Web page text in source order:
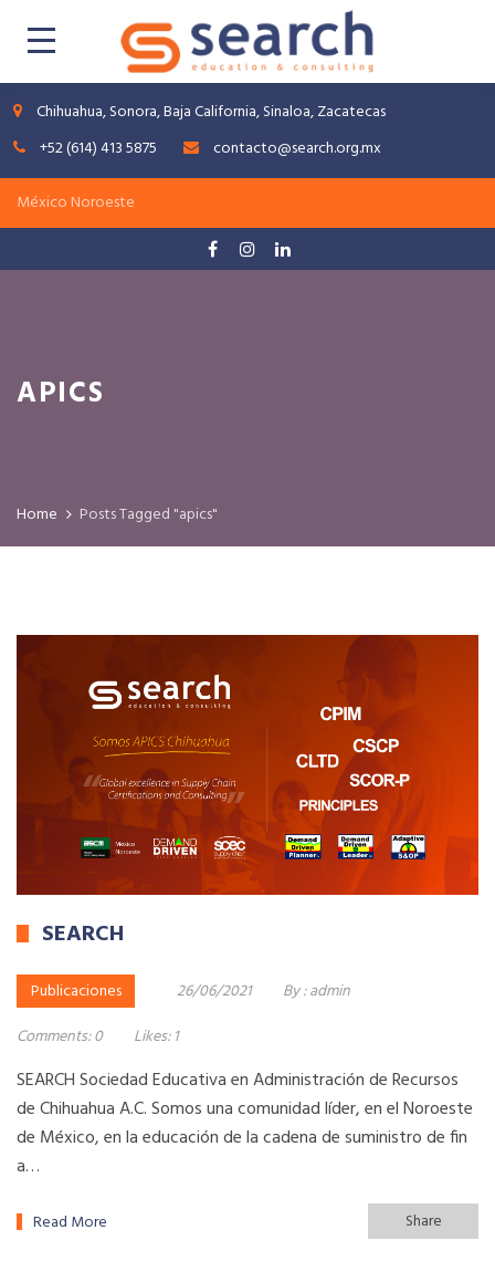
Chihuahua, Sonora, Baja California, Sinaloa, Zacatecas
+52 (614) 413 5875
contacto@search.org.mx
APICS
Home Posts Tagged "apics"
SEARCH
Publicaciones 26/06/2021 By :admin
Comments:0 Likes: 1
SEARCH Sociedad Educativa en Administración de Recursos
de Chihuahua A.C. Somos una comunidad líder, en el Noroeste
de México, en la educación de la cadena de suministro de fin
a…
Read More Share